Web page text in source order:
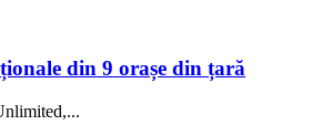
din 9 orașe din țară